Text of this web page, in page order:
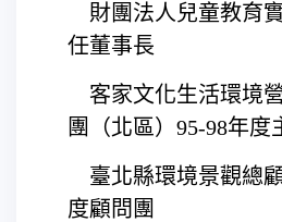
 財團法人兒童教育
任董事長
 客家文化生活環境
團（北區）95-98年度
 臺北縣環境景觀總
度顧問團